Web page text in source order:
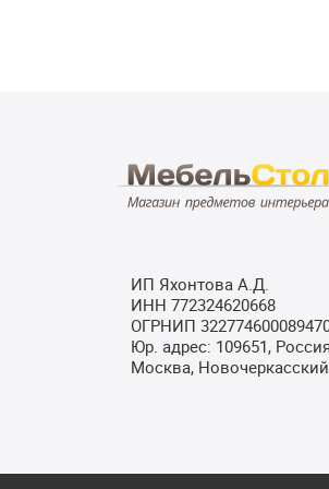
ИП Яхонтова А.Д.
ИНН 772324620668
ОГРНИП
Юр. адрес: 109651,
Москва, Новочеркасский